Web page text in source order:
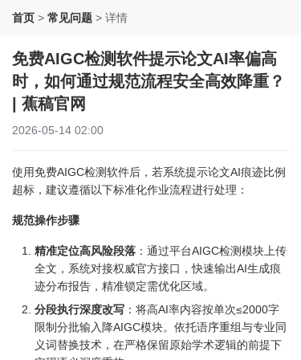
首页 > 常见问题 > 详情
免费AIGC检测软件提示论文AI率偏高
时，如何通过规范流程安全高效降重？
| 蕉稿官网
2026-05-14 02:00
使用免费AIGC检测软件后，若系统提示论文AI痕迹比例
超标，建议遵循以下标准化作业流程进行处理：
规范操作步骤
精准定位高风险段落 ：通过平台AIGC检测模块上传
全文，系统对接权威官方接口，快速输出AI生成痕
迹分布报告，精准锁定需优化区域。
分段执行深度改写 ：将高AI率内容按单次≤2000字
限制分批输入降AIGC模块。依托语序重组与专业同
义词替换技术，在严格保留原始学术逻辑的前提下